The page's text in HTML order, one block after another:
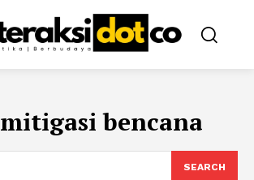
mitigasi bencana
SEARCH